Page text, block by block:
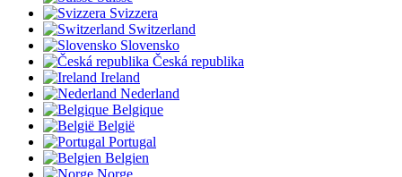
Svizzera
Switzerland
Slovensko
Česká republika
Ireland
Nederland
Belgique
België
Portugal
Belgien